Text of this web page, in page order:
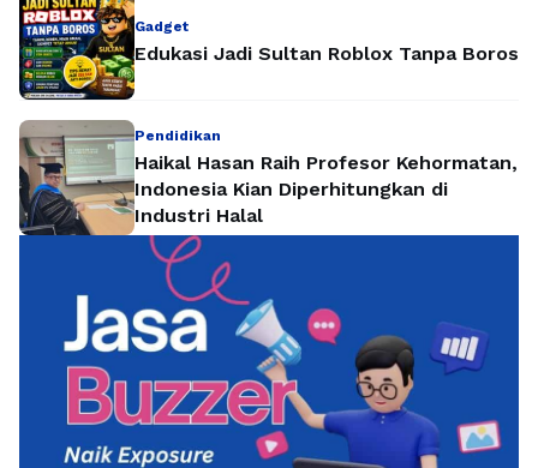
Gadget
Edukasi Jadi Sultan Roblox Tanpa Boros
Pendidikan
Haikal Hasan Raih Profesor Kehormatan,
Indonesia Kian Diperhitungkan di
Industri Halal